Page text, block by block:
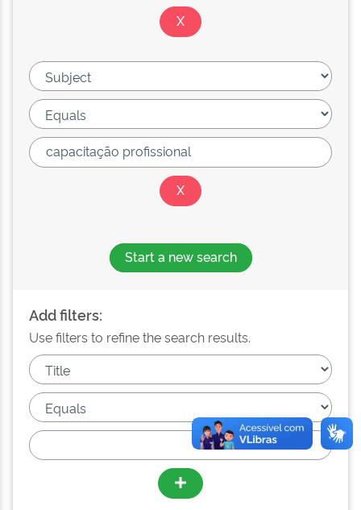
Start a new search
Add filters:
Use filters to refine the search results.